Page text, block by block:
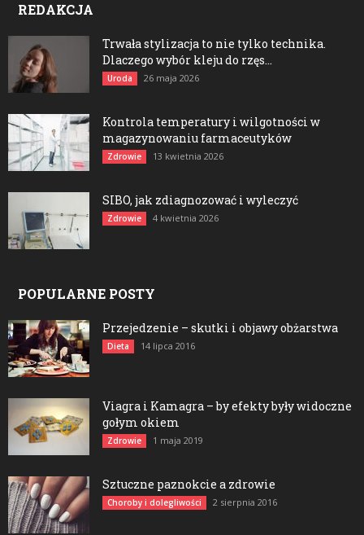
REDAKCJA
Trwała stylizacja to nie tylko technika.
Dlaczego wybór kleju do rzęs...
Uroda 26 maja 2026
Kontrola temperatury i wilgotności w
magazynowaniu farmaceutyków
Zdrowie 13 kwietnia 2026
SIBO, jak zdiagnozować i wyleczyć
Zdrowie 4 kwietnia 2026
POPULARNE POSTY
Przejedzenie – skutki i objawy obżarstwa
Dieta 14 lipca 2016
Viagra i Kamagra – by efekty były widoczne
gołym okiem
Zdrowie 1 maja 2019
Sztuczne paznokcie a zdrowie
Choroby i dolegliwości 2 sierpnia 2016